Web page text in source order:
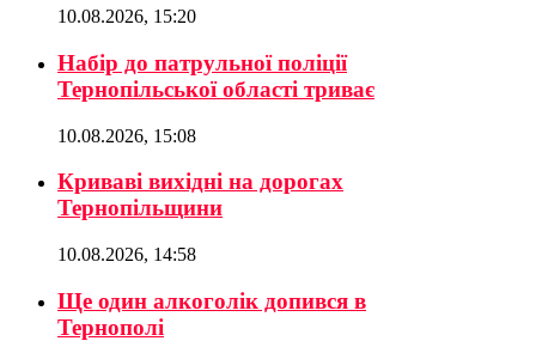
10.08.2026, 15:20
Набір до патрульної поліції
Тернопільської області триває
10.08.2026, 15:08
Криваві вихідні на дорогах
Тернопільщини
10.08.2026, 14:58
Ще один алкоголік допився в
Тернополі